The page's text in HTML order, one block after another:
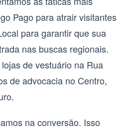
Pago para atrair visitantes
para garantir que sua
nas buscas regionais.
de vestuário na Rua
de advocacia no Centro,
na conversão. Isso